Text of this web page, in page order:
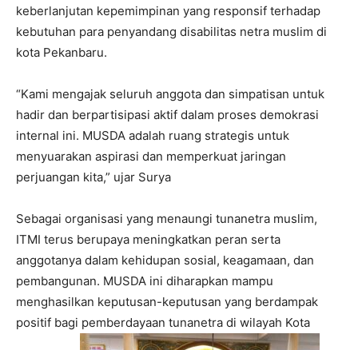
keberlanjutan kepemimpinan yang responsif terhadap
kebutuhan para penyandang disabilitas netra muslim di
kota Pekanbaru.
“Kami mengajak seluruh anggota dan simpatisan untuk
hadir dan berpartisipasi aktif dalam proses demokrasi
internal ini. MUSDA adalah ruang strategis untuk
menyuarakan aspirasi dan memperkuat jaringan
perjuangan kita,” ujar Surya
Sebagai organisasi yang menaungi tunanetra muslim,
ITMI terus berupaya meningkatkan peran serta
anggotanya dalam kehidupan sosial, keagamaan, dan
pembangunan. MUSDA ini diharapkan mampu
menghasilkan keputusan-keputusan yang berdampak
positif bagi pemberdayaan tunanetra di wilayah Kota